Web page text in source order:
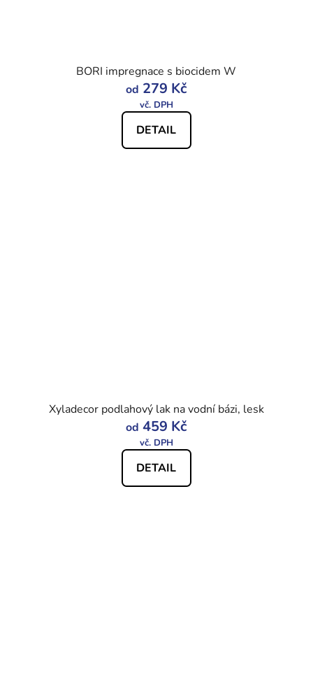
BORI impregnace s biocidem W
od 279 Kč
DETAIL
Xyladecor podlahový lak na vodní bázi, lesk
od 459 Kč
DETAIL